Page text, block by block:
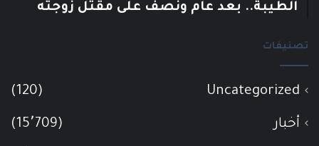
الطيبة.. بعد عام ونصف على مقتل زوجته
تصنيفات
Uncategorized
(120)
أخبار (15٬709)